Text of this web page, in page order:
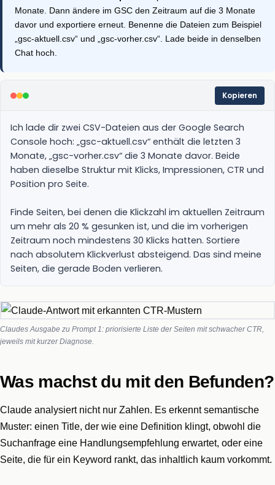
Monate. Dann ändere im GSC den Zeitraum auf die 3 Monate
davor und exportiere erneut. Benenne die Dateien zum Beispiel
„gsc-aktuell.csv“ und „gsc-vorher.csv“. Lade beide in denselben
Chat hoch.
Kopieren
Ich lade dir zwei CSV-Dateien aus der Google Search
Console hoch: „gsc-aktuell.csv“ enthält die letzten 3
Monate, „gsc-vorher.csv“ die 3 Monate davor. Beide
haben dieselbe Struktur mit Klicks, Impressionen, CTR und
Position pro Seite.
Finde Seiten, bei denen die Klickzahl im aktuellen Zeitraum
um mehr als 20 % gesunken ist, und die im vorherigen
Zeitraum noch mindestens 30 Klicks hatten. Sortiere
nach absolutem Klickverlust absteigend. Das sind meine
Seiten, die gerade Boden verlieren.
Claudes Ausgabe zu Prompt 1: priorisierte Liste der Seiten mit schwacher CTR,
jeweils mit kurzer Diagnose.
Was machst du mit den Befunden?
Claude analysiert nicht nur Zahlen. Es erkennt semantische
Muster: einen Title, der wie eine Definition klingt, obwohl die
Suchanfrage eine Handlungsempfehlung erwartet, oder eine
Seite, die für ein Keyword rankt, das inhaltlich kaum vorkommt.